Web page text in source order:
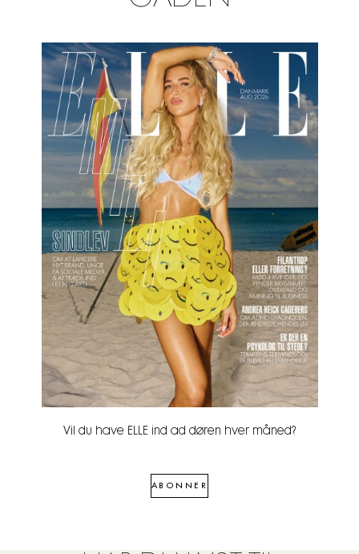
Vil du have ELLE ind ad døren hver måned?
ABONNER